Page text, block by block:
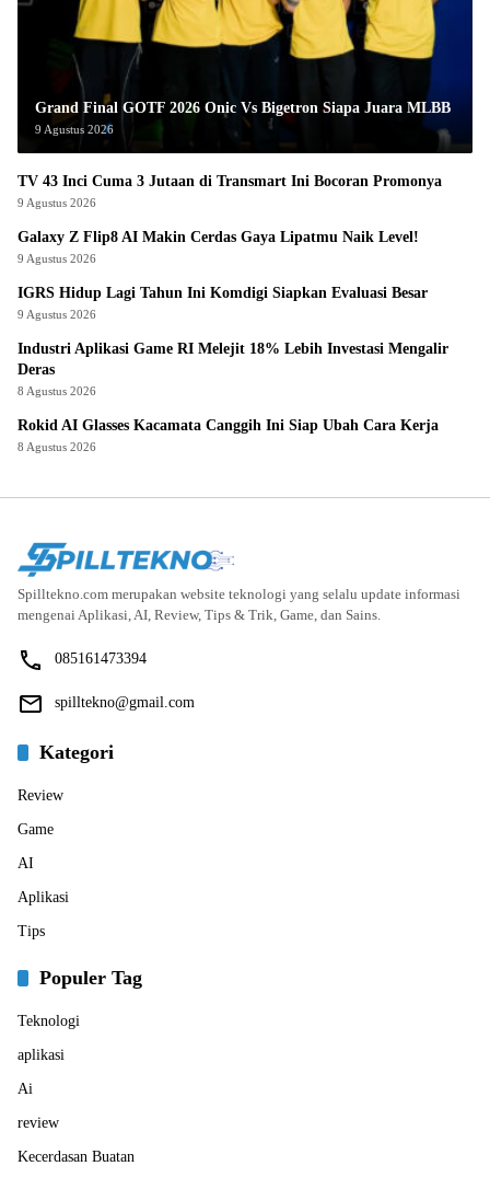
Grand Final GOTF 2026 Onic Vs Bigetron Siapa Juara MLBB
9 Agustus 2026
TV 43 Inci Cuma 3 Jutaan di Transmart Ini Bocoran Promonya
9 Agustus 2026
Galaxy Z Flip8 AI Makin Cerdas Gaya Lipatmu Naik Level!
9 Agustus 2026
IGRS Hidup Lagi Tahun Ini Komdigi Siapkan Evaluasi Besar
9 Agustus 2026
Industri Aplikasi Game RI Melejit 18% Lebih Investasi Mengalir
Deras
8 Agustus 2026
Rokid AI Glasses Kacamata Canggih Ini Siap Ubah Cara Kerja
8 Agustus 2026
Spilltekno.com merupakan website teknologi yang selalu update informasi
mengenai Aplikasi, AI, Review, Tips & Trik, Game, dan Sains.
085161473394
spilltekno@gmail.com
Kategori
Review
Game
AI
Aplikasi
Tips
Populer Tag
Teknologi
aplikasi
Ai
review
Kecerdasan Buatan